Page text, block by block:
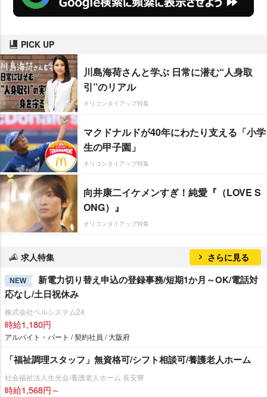
PICK UP
川島海荷さんと学ぶ 日常に潜む“人身取
引”のリアル
オリコンタイアップ特集
マクドナルドが40年にわたり支える「小学
生の甲子園」
オリコンタイアップ特集
向井康二イケメンすぎ！純愛『（LOVE S
ONG）』
オリコンタイアップ特集
求人特集 さらに見る
NEW
新電力切り替え申込の登録事務/短期1か月～OK/電話対
応なし/土日祝休み
株式会社ベルシステム24
時給1,180円
アルバイト・パート / 契約社員 / 大阪府
「福祉調理スタッフ」無資格可/シフト相談可/養護老人ホーム
社会福祉法人生光会/養護老人ホーム 長安寮
時給1,568円～